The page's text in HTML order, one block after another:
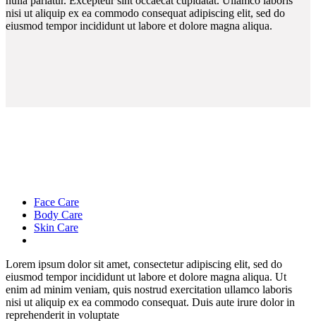
nisi ut aliquip ex ea commodo consequat adipiscing elit, sed do
eiusmod tempor incididunt ut labore et dolore magna aliqua.
Face Care
Body Care
Skin Care
Lorem ipsum dolor sit amet, consectetur adipiscing elit, sed do
eiusmod tempor incididunt ut labore et dolore magna aliqua. Ut
enim ad minim veniam, quis nostrud exercitation ullamco laboris
nisi ut aliquip ex ea commodo consequat. Duis aute irure dolor in
reprehenderit in voluptate